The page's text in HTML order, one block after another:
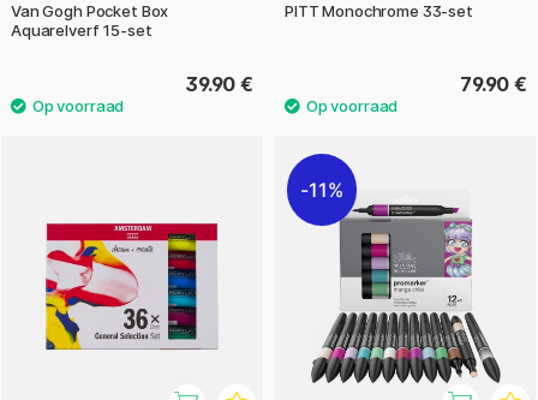
Van Gogh Pocket Box
Aquarelverf 15-set
39.90 €
PITT Monochrome 33-set
79.90 €
11%